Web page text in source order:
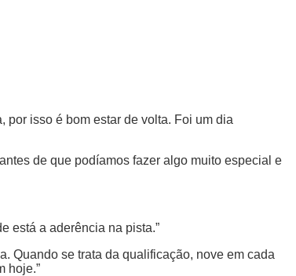
por isso é bom estar de volta. Foi um dia
de que podíamos fazer algo muito especial e
está a aderência na pista.”
Quando se trata da qualificação, nove em cada
hoje.”